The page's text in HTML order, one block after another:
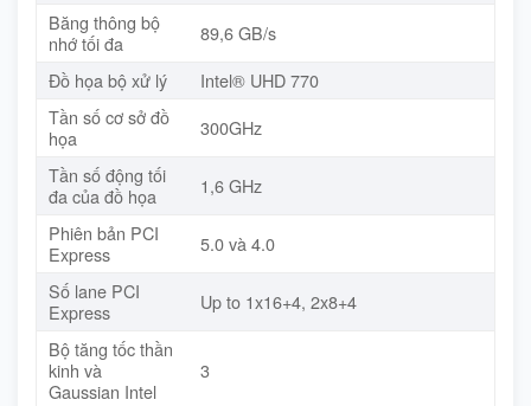
Băng thông bộ
nhớ tối đa
89,6 GB/s
Đồ họa bộ xử lý
Intel® UHD 770
Tần số cơ sở đồ
họa
300GHz
Tần số động tối
đa của đồ họa
1,6 GHz
Phiên bản PCI
Express
5.0 và 4.0
Số lane PCI
Express
Up to 1x16+4, 2x8+4
Bộ tăng tốc thần
kinh và
Gaussian Intel
3